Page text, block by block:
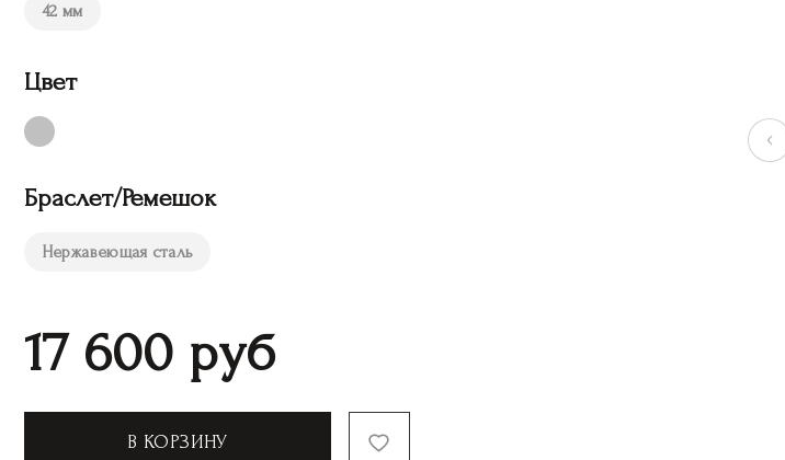
42 мм
Цвет
Браслет/Ремешок
Нержавеющая сталь
17 600 руб
В КОРЗИНУ